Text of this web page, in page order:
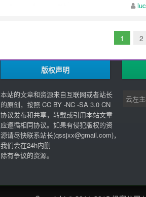
1 2
版权声明
本站的文章和资源来自互联网或者站长
的原创，按照 CC BY -NC -SA 3.0 CN
协议发布和共享，转载或引用本站文章
应遵循相同协议。如果有侵犯版权的资
源请尽快联系站长(qssjxx@gmail.com)，
我们会在24h内删
除有争议的资源。
云左